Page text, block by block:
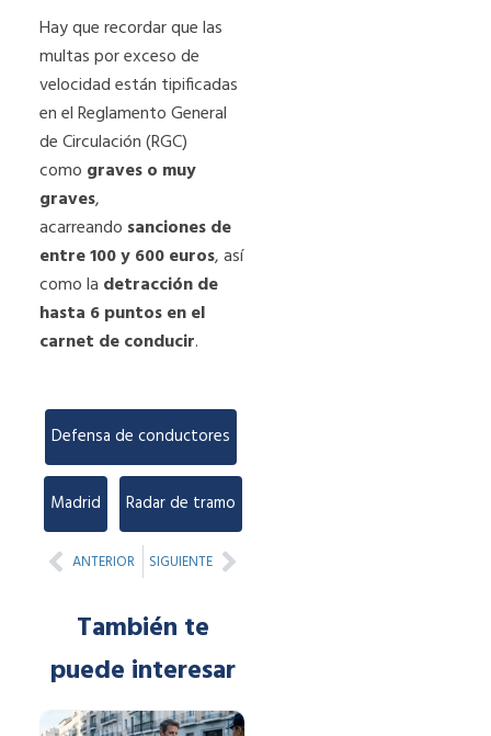
Hay que recordar que las
multas por exceso de
velocidad están tipificadas
en el Reglamento General
de Circulación (RGC)
como graves o muy
graves,
acarreando sanciones de
entre 100 y 600 euros, así
como la detracción de
hasta 6 puntos en el
carnet de conducir.
Defensa de conductores
Madrid Radar de tramo
Prev
ANTERIOR SIGUIENTENext
También te
puede interesar